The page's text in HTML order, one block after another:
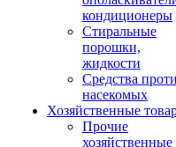
кондиционеры
Стиральные
порошки,
жидкости
Средства
насекомых
Хозяйственные
Прочие
хозяйственные